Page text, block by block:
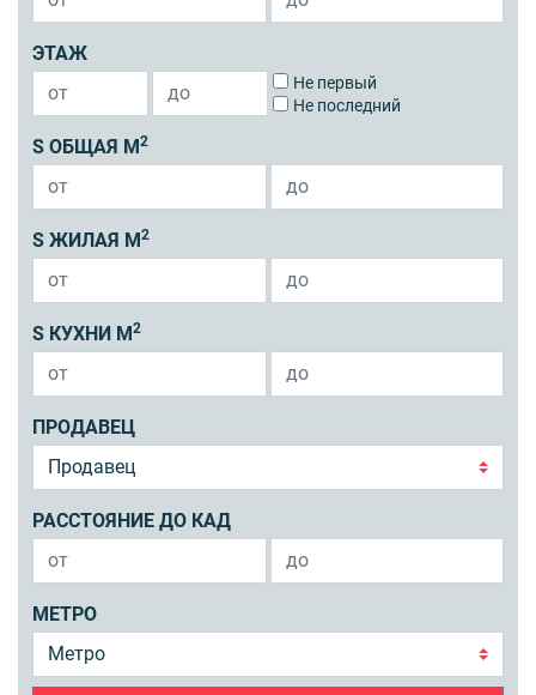
ЭТАЖ
Не первый
Не последний
S ОБЩАЯ М 2
S ЖИЛАЯ М 2
S КУХНИ М 2
ПРОДАВЕЦ
РАССТОЯНИЕ ДО КАД
МЕТРО